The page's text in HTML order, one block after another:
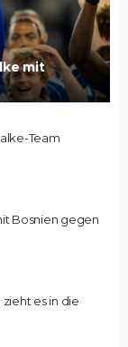
mit
Team
Bosnien gegen
es in die